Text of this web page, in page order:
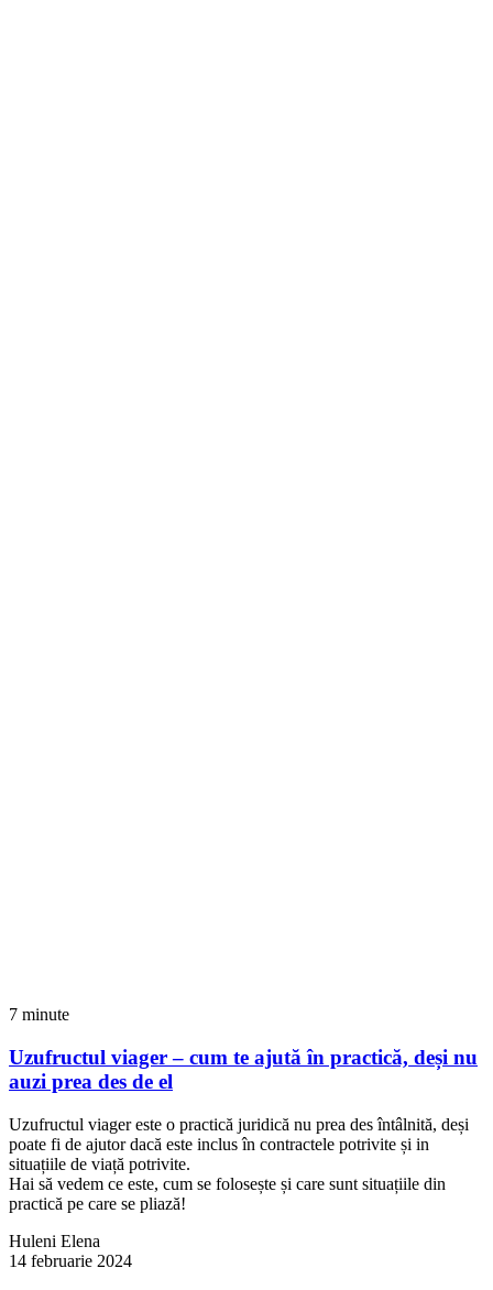
7 minute
Uzufructul viager – cum te ajută în practică, deși nu
auzi prea des de el
Uzufructul viager este o practică juridică nu prea des întâlnită, deși
poate fi de ajutor dacă este inclus în contractele potrivite și in
situațiile de viață potrivite.
Hai să vedem ce este, cum se folosește și care sunt situațiile din
practică pe care se pliază!
Huleni Elena
14 februarie 2024